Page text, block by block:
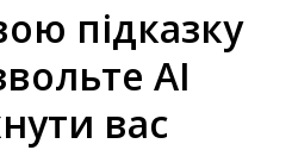
підказку
AI
вас